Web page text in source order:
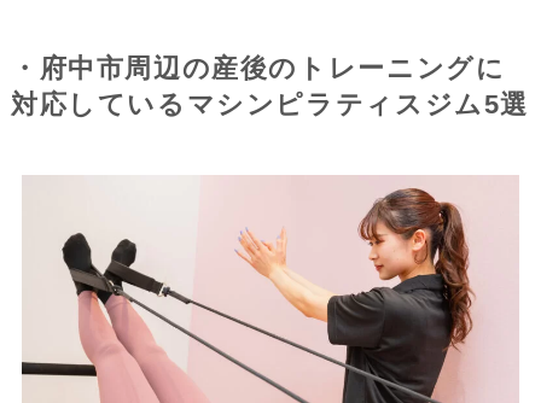
・府中市周辺の産後のトレーニングに
対応しているマシンピラティスジム5選